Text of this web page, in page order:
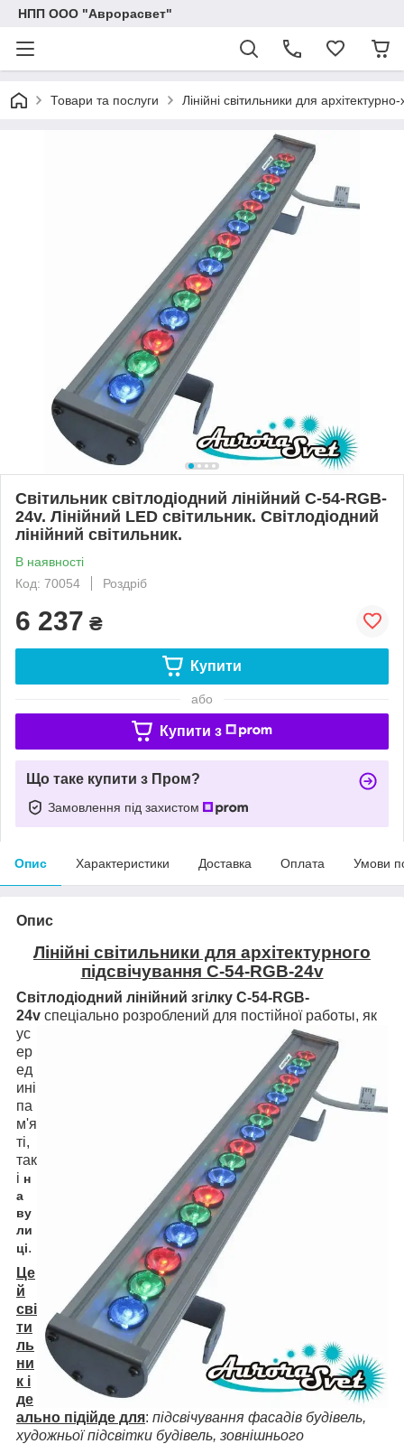
НПП ООО "Аврорасвет"
Товари та послуги Лінійні світильники для
Світильник світлодіодний лінійний C-54-RGB-
24v. Лінійний LED світильник. Світлодіодний
лінійний світильник.
В наявності
Код: 70054
Роздріб
6 237 ₴
Купити
або
Купити з
Що таке купити з Пром?
Замовлення під захистом
Опис Характеристики Доставка Оплата Умови
Опис
Лінійні світильники для архітектурного
підсвічування С-54-RGB-24v
Світлодіодний лінійний згілку C-54-RGB-
24v спеціально розроблений для постійної работы, як
ус
ер
ед
ині
па
м'я
ті,
так
і н
а
ву
ли
ці.
Це
й
сві
ти
ль
ни
к і
де
ально підійде для: підсвічування фасадів будівель,
художньої підсвітки будівель, зовнішнього